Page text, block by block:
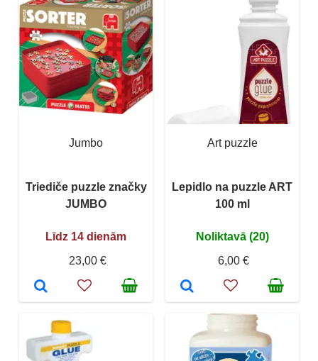
Jumbo
Triediče puzzle značky
JUMBO
Līdz 14 dienām
23,00 €
Art puzzle
Lepidlo na puzzle ART
100 ml
Noliktavā (20)
6,00 €